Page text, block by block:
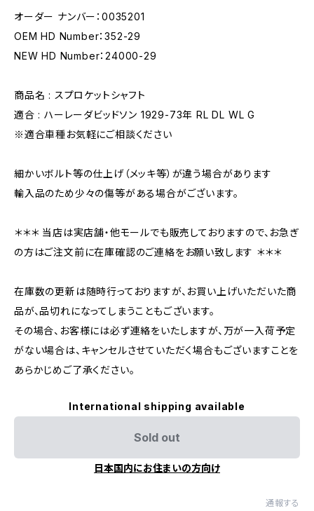
オーダー ナンバー：0035201
OEM HD Number：352-29
NEW HD Number：24000-29
商品名 : スプロケットシャフト
適合 : ハーレーダビッドソン 1929-73年 RL DL WL G
※適合車種お気軽にご相談ください
細かいボルト等の仕上げ（メッキ等）が違う場合があります
輸入品のため少々の傷等がある場合がございます。
＊＊＊ 当店は実店舗・他モールでも販売しておりますので、お急ぎ
の方はご注文前に在庫確認のご連絡をお願い致します ＊＊＊
在庫数の更新は随時行っておりますが、お買い上げいただいた商
品が、品切れになってしまうこともございます。
その場合、お客様には必ず連絡をいたしますが、万が一入荷予定
がない場合は、キャンセルさせていただく場合もございますことを
あらかじめご了承ください。
International shipping available
Sold out
日本国内にお住まいの方向け
通報する